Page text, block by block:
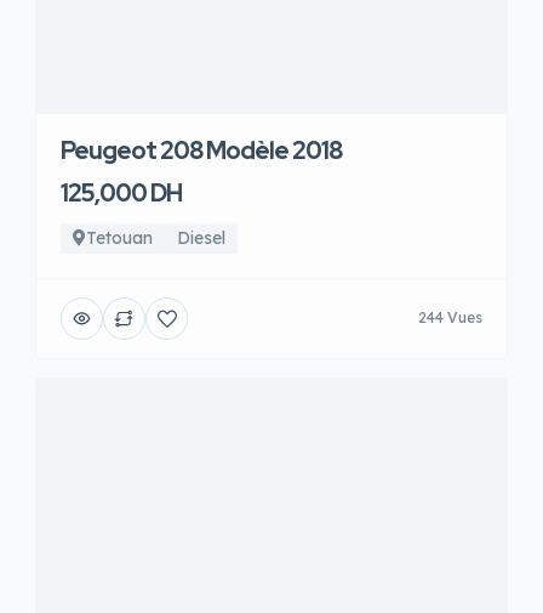
Peugeot 208 Modèle 2018
125,000 DH
Tetouan Diesel
244 Vues